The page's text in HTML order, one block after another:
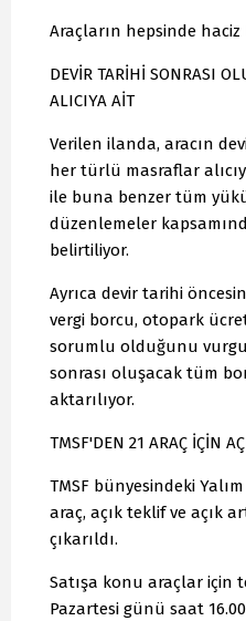
Araçların hepsinde
DEVİR TARİHİ SONRASI
ALICIYA AİT
Verilen ilanda, aracın
her türlü masraflar
ile buna benzer tüm
düzenlemeler
belirtiliyor.
Ayrıca devir tarihi
vergi borcu, otopark
sorumlu olduğunu
sonrası oluşacak tüm
aktarılıyor.
TMSF'DEN 21 ARAÇ İÇİN
TMSF bünyesindeki
araç, açık teklif ve açık
çıkarıldı.
Satışa konu araçlar için
Pazartesi günü saat